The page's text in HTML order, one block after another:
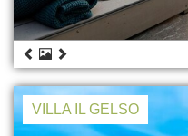
VILLA IL GELSO